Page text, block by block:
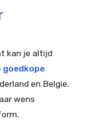
kan je altijd
goedkope
en Belgie.
wens